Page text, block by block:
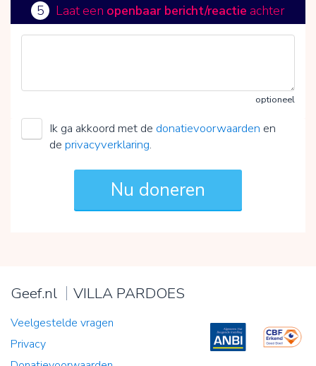
5 Laat een openbaar bericht/reactie achter
optioneel
Ik ga akkoord met de donatievoorwaarden en
de privacyverklaring.
Geef.nl VILLA PARDOES
Veelgestelde vragen
Privacy